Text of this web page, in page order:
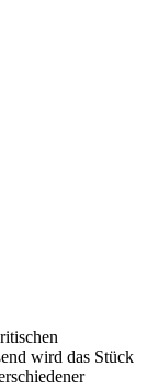
wird das Stück